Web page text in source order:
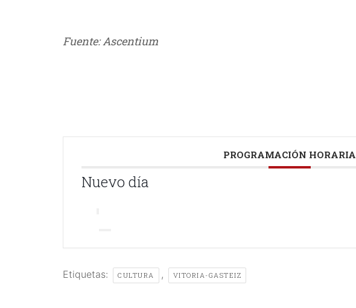
Fuente: Ascentium
PROGRAMACIÓN HORARIA
Nuevo día
Etiquetas: CULTURA , VITORIA-GASTEIZ